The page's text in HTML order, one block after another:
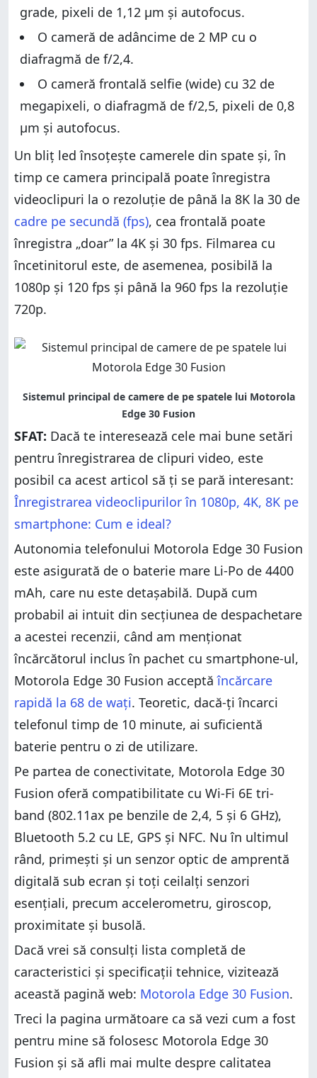
grade, pixeli de 1,12 µm și autofocus.
O cameră de adâncime de 2 MP cu o
diafragmă de f/2,4.
O cameră frontală selfie (wide) cu 32 de
megapixeli, o diafragmă de f/2,5, pixeli de 0,8
µm și autofocus.
Un bliț led însoțește camerele din spate și, în
timp ce camera principală poate înregistra
videoclipuri la o rezoluție de până la 8K la 30 de
cadre pe secundă (fps), cea frontală poate
înregistra „doar” la 4K și 30 fps. Filmarea cu
încetinitorul este, de asemenea, posibilă la
1080p și 120 fps și până la 960 fps la rezoluție
720p.
SFAT: Dacă te interesează cele mai bune setări
pentru înregistrarea de clipuri video, este
posibil ca acest articol să ți se pară interesant:
Înregistrarea videoclipurilor în 1080p, 4K, 8K pe
smartphone: Cum e ideal?
Autonomia telefonului Motorola Edge 30 Fusion
este asigurată de o baterie mare Li-Po de 4400
mAh, care nu este detașabilă. După cum
probabil ai intuit din secțiunea de despachetare
a acestei recenzii, când am menționat
încărcătorul inclus în pachet cu smartphone-ul,
Motorola Edge 30 Fusion acceptăîncărcare
rapidă la 68 de wați. Teoretic, dacă-ți încarci
telefonul timp de 10 minute, ai suficientă
baterie pentru o zi de utilizare.
Pe partea de conectivitate, Motorola Edge 30
Fusion oferă compatibilitate cu Wi-Fi 6E tri-
band (802.11ax pe benzile de 2,4, 5 și 6 GHz),
Bluetooth 5.2 cu LE, GPS și NFC. Nu în ultimul
rând, primești și un senzor optic de amprentă
digitală sub ecran și toți ceilalți senzori
esențiali, precum accelerometru, giroscop,
proximitate și busolă.
Dacă vrei să consulți lista completă de
caracteristici și specificații tehnice, vizitează
această pagină web: Motorola Edge 30 Fusion.
Treci la pagina următoare ca să vezi cum a fost
pentru mine să folosesc Motorola Edge 30
Fusion și să afli mai multe despre calitatea